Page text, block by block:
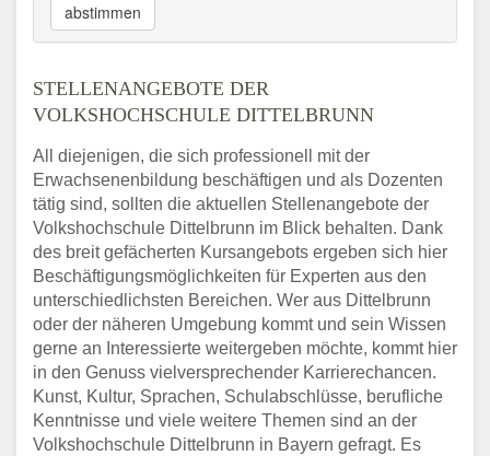
abstimmen
STELLENANGEBOTE DER
VOLKSHOCHSCHULE DITTELBRUNN
All diejenigen, die sich professionell mit der
Erwachsenenbildung beschäftigen und als Dozenten
tätig sind, sollten die aktuellen Stellenangebote der
Volkshochschule Dittelbrunn im Blick behalten. Dank
des breit gefächerten Kursangebots ergeben sich hier
Beschäftigungsmöglichkeiten für Experten aus den
unterschiedlichsten Bereichen. Wer aus Dittelbrunn
oder der näheren Umgebung kommt und sein Wissen
gerne an Interessierte weitergeben möchte, kommt hier
in den Genuss vielversprechender Karrierechancen.
Kunst, Kultur, Sprachen, Schulabschlüsse, berufliche
Kenntnisse und viele weitere Themen sind an der
Volkshochschule Dittelbrunn in Bayern gefragt. Es